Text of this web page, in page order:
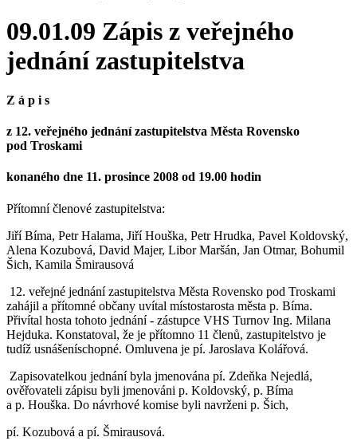
09.01.09 Zápis z veřejného
jednání zastupitelstva
Z á p i s
z 12. veřejného jednání zastupitelstva Města Rovensko
pod Troskami
konaného dne 11. prosince 2008 od 19.00 hodin
Přítomní členové zastupitelstva:
Jiří Bíma, Petr Halama, Jiří Houška, Petr Hrudka, Pavel Koldovský,
Alena Kozubová, David Majer, Libor Maršán, Jan Otmar, Bohumil
Šich, Kamila Šmirausová
12. veřejné jednání zastupitelstva Města Rovensko pod Troskami
zahájil a přítomné občany uvítal místostarosta města p. Bíma.
Přivítal hosta tohoto jednání - zástupce VHS Turnov Ing. Milana
Hejduka. Konstatoval, že je přítomno 11 členů, zastupitelstvo je
tudíž usnášeníschopné. Omluvena je pí. Jaroslava Kolářová.
Zapisovatelkou jednání byla jmenována pí. Zdeňka Nejedlá,
ověřovateli zápisu byli jmenováni p. Koldovský, p. Bíma
a p. Houška. Do návrhové komise byli navrženi p. Šich,
pí. Kozubová a pí. Šmirausová.